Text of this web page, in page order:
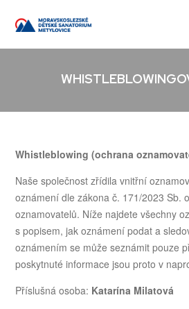
Whistleblowing (ochrana
Naše společnost zřídila vnitřní
oznámení dle zákona č. 171/2023 Sb.
oznamovatelů. Níže najdete všechny
s popisem, jak oznámení podat a
oznámením se může seznámit pouze
poskytnuté informace jsou proto v
Příslušná osoba: Katarína Milatová